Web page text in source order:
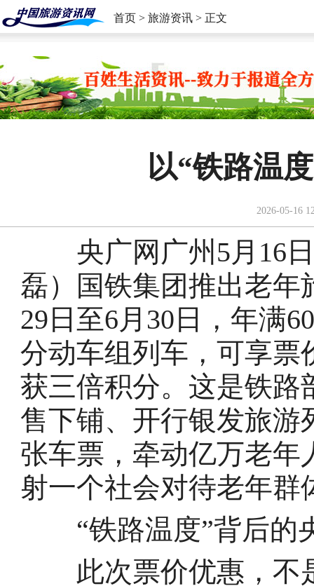
首页 > 旅游资讯 > 正文
以“铁路温
2026-05-16
央广网广州5月16日
磊）国铁集团推出老年
29日至6月30日，年满
分动车组列车，可享票
获三倍积分。这是铁路
售下铺、开行银发旅游
张车票，牵动亿万老年
射一个社会对待老年群
“铁路温度”背后的
此次票价优惠，不